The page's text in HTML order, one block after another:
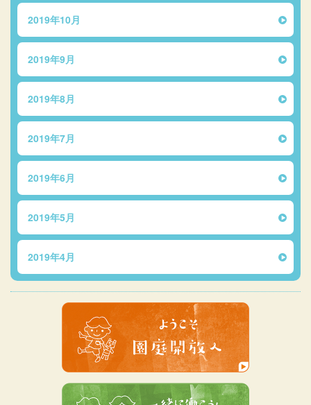
2019年10月
2019年9月
2019年8月
2019年7月
2019年6月
2019年5月
2019年4月